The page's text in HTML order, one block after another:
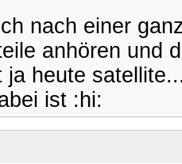
nach einer
anhören und
heute
ist :hi: